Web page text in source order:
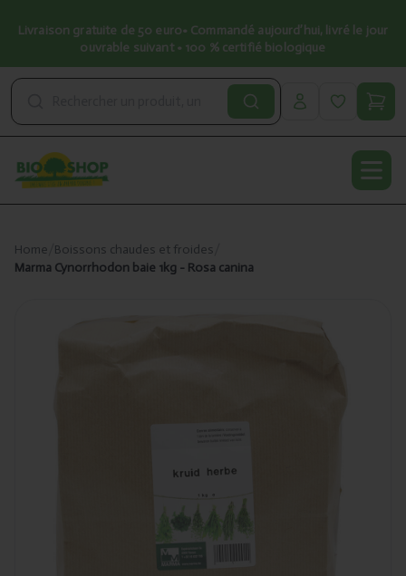
Livraison gratuite de 50 euro• Commandé aujourd’hui, livré le jour
ouvrable suivant • 100 % certifié biologique
Home Boissons chaudes et froides
Marma Cynorrhodon baie 1kg - Rosa canina